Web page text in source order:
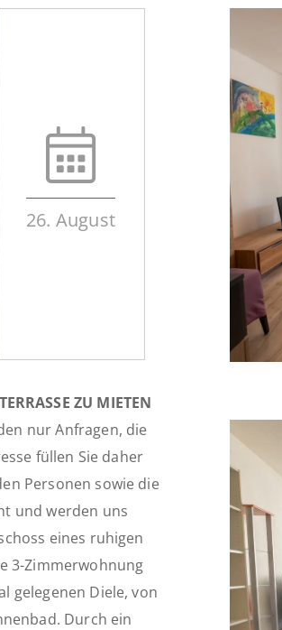
26. August
ZU MIETEN
nur Anfragen, die
füllen Sie daher
Personen sowie die
und werden uns
eines ruhigen
3-Zimmerwohnung
gelegenen Diele, von
Durch ein